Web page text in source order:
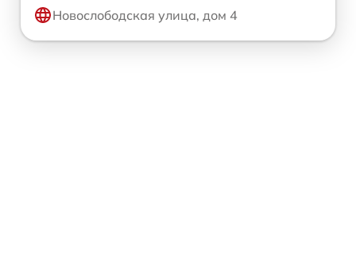
Новослободская улица, дом 4